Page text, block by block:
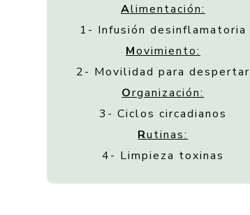
Alimentación:
1- Infusión desinflamatoria
Movimiento:
2- Movilidad para despertar
Organización:
3- Ciclos circadianos
Rutinas:
4- Limpieza toxinas